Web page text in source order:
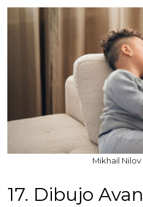
Mikhail
17. Dibujo